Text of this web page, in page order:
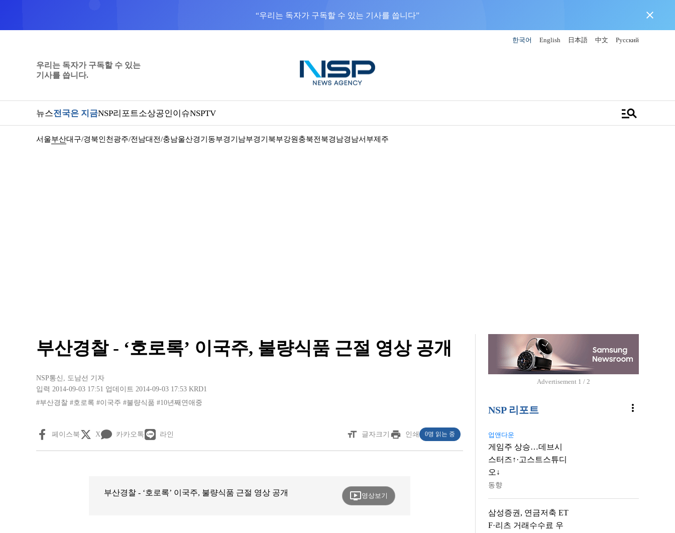
“우리는 독자가 구독할 수 있는 기사를 씁니다” close
한국어 English 日本語 中文 Русский
우리는 독자가 구독할 수 있는
기사를 씁니다.
뉴스전국은 지금NSP리포트소상공인이슈NSPTV manage_search
서울부산대구/경북인천 광주/전남대전/충남울산경기동부경기남부경기북부강원 충북전북경남경남서부제주
부산경찰 - ‘호로록’ 이국주, 불량식품 근절 영상 공개
NSP통신 , 도남선 기자
입력 2014-09-03 17:51 업데이트 2014-09-03 17:53 KRD1
#부산경찰 #호로록 #이국주 #불량식품 #10년째연애중
페이스북 X 카카오톡 라인 format_size 글자크기 print 인쇄 0명 읽는 중
부산경찰 - ‘호로록’ 이국주, 불량식품 근절 영상 공개 ondemand_video영상보기
Advertisement 1 / 2
NSP 리포트 more_vert
업앤다운
게임주 상승…데브시
스터즈↑·고스트스튜디
오↓
동향
삼성증권, 연금저축 ET
F·리츠 거래수수료 우